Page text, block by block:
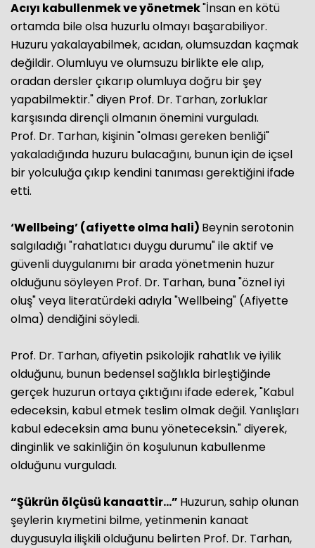
Acıyı kabullenmek ve yönetmek"İnsan en kötü
ortamda bile olsa huzurlu olmayı başarabiliyor.
Huzuru yakalayabilmek, acıdan, olumsuzdan kaçmak
değildir. Olumluyu ve olumsuzu birlikte ele alıp,
oradan dersler çıkarıp olumluya doğru bir şey
yapabilmektir." diyen Prof. Dr. Tarhan, zorluklar
karşısında dirençli olmanın önemini vurguladı.
Prof. Dr. Tarhan, kişinin "olması gereken benliği"
yakaladığında huzuru bulacağını, bunun için de içsel
bir yolculuğa çıkıp kendini tanıması gerektiğini ifade
etti.
‘Wellbeing’ (afiyette olma hali) Beynin serotonin
salgıladığı "rahatlatıcı duygu durumu" ile aktif ve
güvenli duygulanımı bir arada yönetmenin huzur
olduğunu söyleyen Prof. Dr. Tarhan, buna "öznel iyi
oluş" veya literatürdeki adıyla "Wellbeing" (Afiyette
olma) dendiğini söyledi.
Prof. Dr. Tarhan, afiyetin psikolojik rahatlık ve iyilik
olduğunu, bunun bedensel sağlıkla birleştiğinde
gerçek huzurun ortaya çıktığını ifade ederek, "Kabul
edeceksin, kabul etmek teslim olmak değil. Yanlışları
kabul edeceksin ama bunu yöneteceksin." diyerek,
dinginlik ve sakinliğin ön koşulunun kabullenme
olduğunu vurguladı.
“Şükrün ölçüsü kanaattir...” Huzurun, sahip olunan
şeylerin kıymetini bilme, yetinmenin kanaat
duygusuyla ilişkili olduğunu belirten Prof. Dr. Tarhan,